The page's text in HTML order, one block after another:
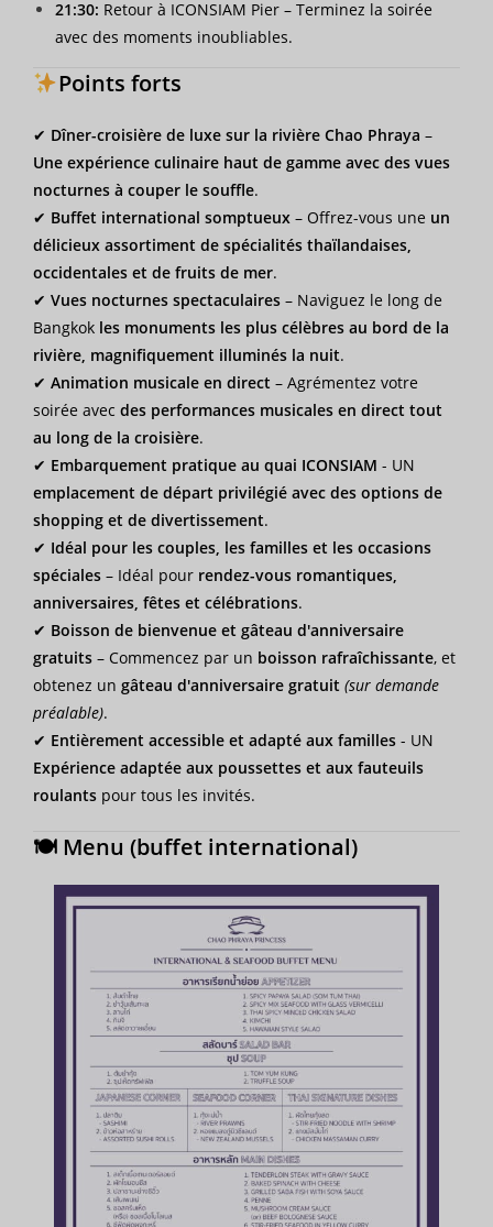
21:30: Retour à ICONSIAM Pier – Terminez la soirée
avec des moments inoubliables.
Points forts
✔ Dîner-croisière de luxe sur la rivière Chao Phraya –
Une expérience culinaire haut de gamme avec des vues
nocturnes à couper le souffle.
✔ Buffet international somptueux – Offrez-vous une un
délicieux assortiment de spécialités thaïlandaises,
occidentales et de fruits de mer.
✔ Vues nocturnes spectaculaires – Naviguez le long de
Bangkok les monuments les plus célèbres au bord de la
rivière, magnifiquement illuminés la nuit.
✔ Animation musicale en direct – Agrémentez votre
soirée avec des performances musicales en direct tout
au long de la croisière.
✔ Embarquement pratique au quai ICONSIAM - UN
emplacement de départ privilégié avec des options de
shopping et de divertissement.
✔ Idéal pour les couples, les familles et les occasions
spéciales – Idéal pour rendez-vous romantiques,
anniversaires, fêtes et célébrations.
✔ Boisson de bienvenue et gâteau d'anniversaire
gratuits – Commencez par un boisson rafraîchissante, et
obtenez un gâteau d'anniversaire gratuit (sur demande
préalable).
✔ Entièrement accessible et adapté aux familles - UN
Expérience adaptée aux poussettes et aux fauteuils
roulants pour tous les invités.
🍽 Menu (buffet international)